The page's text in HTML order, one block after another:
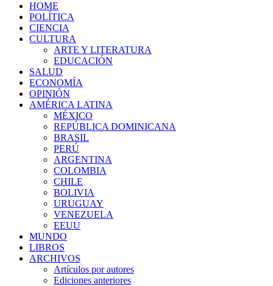
HOME
POLÍTICA
CIENCIA
CULTURA
ARTE Y LITERATURA
EDUCACIÓN
SALUD
ECONOMÍA
OPINIÓN
AMÉRICA LATINA
MÉXICO
REPÚBLICA DOMINICANA
BRASIL
PERÚ
ARGENTINA
COLOMBIA
CHILE
BOLIVIA
URUGUAY
VENEZUELA
EEUU
MUNDO
LIBROS
ARCHIVOS
Artículos por autores
Ediciones anteriores